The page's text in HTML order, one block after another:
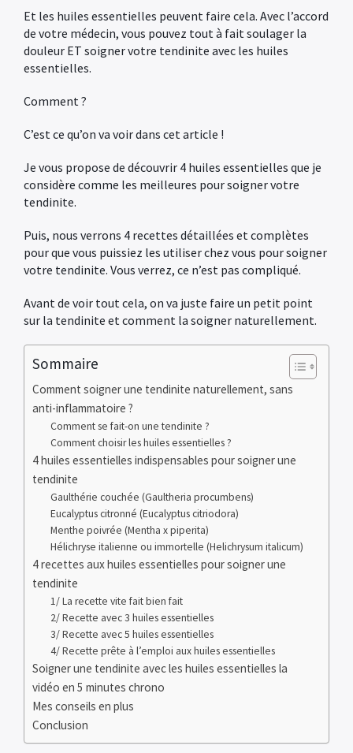
Et les huiles essentielles peuvent faire cela. Avec l’accord
de votre médecin, vous pouvez tout à fait soulager la
douleur ET soigner votre tendinite avec les huiles
essentielles.
Comment ?
C’est ce qu’on va voir dans cet article !
Je vous propose de découvrir 4 huiles essentielles que je
considère comme les meilleures pour soigner votre
tendinite.
Puis, nous verrons 4 recettes détaillées et complètes
pour que vous puissiez les utiliser chez vous pour soigner
votre tendinite. Vous verrez, ce n’est pas compliqué.
Avant de voir tout cela, on va juste faire un petit point
sur la tendinite et comment la soigner naturellement.
Sommaire
Comment soigner une tendinite naturellement, sans
anti-inflammatoire ?
Comment se fait-on une tendinite ?
Comment choisir les huiles essentielles ?
4 huiles essentielles indispensables pour soigner une
tendinite
Gaulthérie couchée (Gaultheria procumbens)
Eucalyptus citronné (Eucalyptus citriodora)
Menthe poivrée (Mentha x piperita)
Hélichryse italienne ou immortelle (Helichrysum italicum)
4 recettes aux huiles essentielles pour soigner une
tendinite
1/ La recette vite fait bien fait
2/ Recette avec 3 huiles essentielles
3/ Recette avec 5 huiles essentielles
4/ Recette prête à l’emploi aux huiles essentielles
Soigner une tendinite avec les huiles essentielles la
vidéo en 5 minutes chrono
Mes conseils en plus
Conclusion